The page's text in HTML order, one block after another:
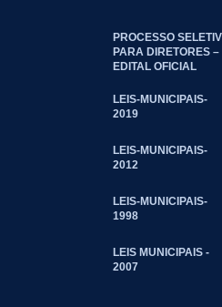
PROCESSO
PARA DIRETORES –
EDITAL OFICIAL
LEIS-MUNICIPAIS-
2019
LEIS-MUNICIPAIS-
2012
LEIS-MUNICIPAIS-
1998
LEIS MUNICIPAIS -
2007